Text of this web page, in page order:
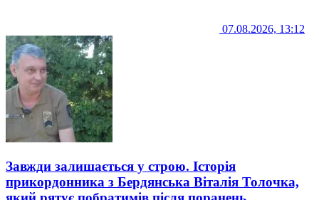
07.08.2026, 13:12
Завжди залишається у строю. Історія
прикордонника з Бердянська Віталія Толочка,